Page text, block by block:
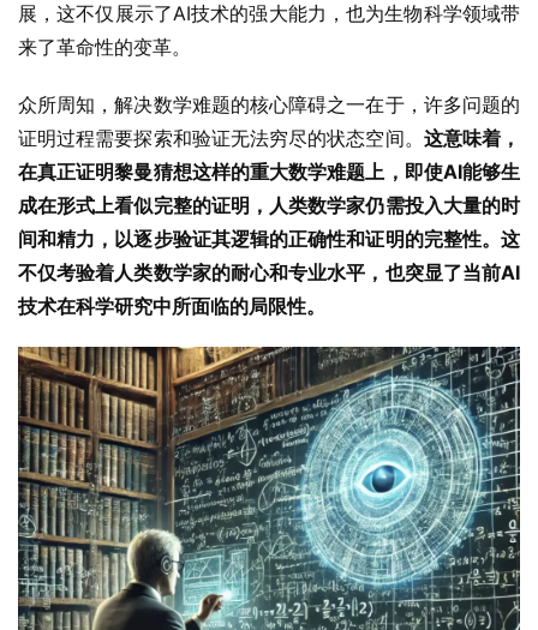
展，这不仅展示了AI技术的强大能力，也为生物科学领域带
来了革命性的变革。
众所周知，解决数学难题的核心障碍之一在于，许多问题的
证明过程需要探索和验证无法穷尽的状态空间。 这意味着，
在真正证明黎曼猜想这样的重大数学难题上，即使AI能够生
成在形式上看似完整的证明，人类数学家仍需投入大量的时
间和精力，以逐步验证其逻辑的正确性和证明的完整性。这
不仅考验着人类数学家的耐心和专业水平，也突显了当前AI
技术在科学研究中所面临的局限性。